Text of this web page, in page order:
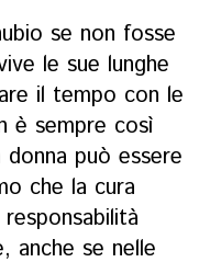
se non fosse
le sue lunghe
il tempo con le
è sempre così
può essere
che la cura
anche se nelle